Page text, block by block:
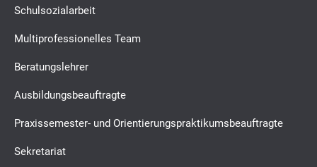
Schulsozialarbeit
Multiprofessionelles Team
Beratungslehrer
Ausbildungsbeauftragte
Praxissemester- und Orientierungspraktikumsbeauftragte
Sekretariat